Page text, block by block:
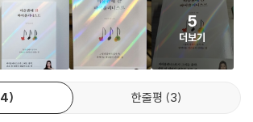
있었으니, 바로 니콜로 파가니니와 프란츠 리스트
최고의 피아니스트와 바이올리니스트라고 할 수 있
연주’라는 개념을 만들어낼 정도로 인기가 뛰어났습
다 매진 행렬이었고 동시대 사람들은 이들을 우상
, 의복, 모자 등을 따라하기도 했습니다.
민의 고독과 슬픔의 정서가 짙게 깔린 탱고, 그런 탱
로 불리는 아스토르 피아졸라의 〈부에노스아이레
동감을 가진 빨간색으로, 작곡한 음악들 속에서 끊
과 대기, 어둠과 밝음, 생성과 소멸을 표현하려 했
길고 신비로운 파란색의 여름 노을로, 태초의 색이자
을 표현하는 초록색과 어울리는 곡은 베토벤의 교향
그런 ‘지금’의 관점에서 과거와 현재를 넘나드는 문
시선을 선사한다. 우리는 지금, 모든 것을 다양하게
할 수 있는 시대에 살고 있다.
5
더보기
한줄평 3